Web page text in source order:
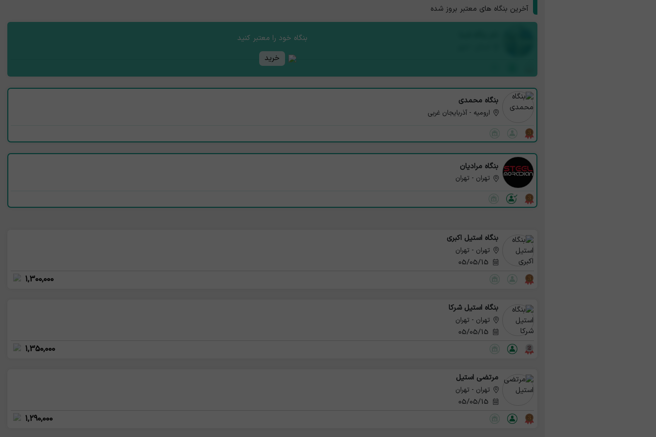
آخرین بنگاه های معتبر بروز شده
بنگاه خود را معتبر کنید
خرید
بنگاه محمدی
ارومیه - آذربایجان غربی
بنگاه مرادیان
تهران - تهران
بنگاه استیل اکبری
تهران - تهران
1,300,000
بنگاه استیل شرکا
تهران - تهران
1,350,000
مرتضی استیل
تهران - تهران
1,290,000